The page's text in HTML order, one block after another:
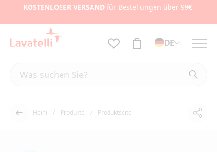
KOSTENLOSER VERSANDfür Bestellungen über 99€
DE
Der Rücken
Heim Produkte Produktseite